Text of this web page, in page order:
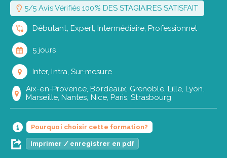
5/5 Avis Vérifiés 100% DES STAGIAIRES SATISFAIT
Débutant, Expert, Intermédiaire, Professionnel
5 jours
Inter, Intra, Sur-mesure
Aix-en-Provence, Bordeaux, Grenoble, Lille, Lyon,
Marseille, Nantes, Nice, Paris, Strasbourg
Pourquoi choisir cette formation?
Imprimer / enregistrer en pdf